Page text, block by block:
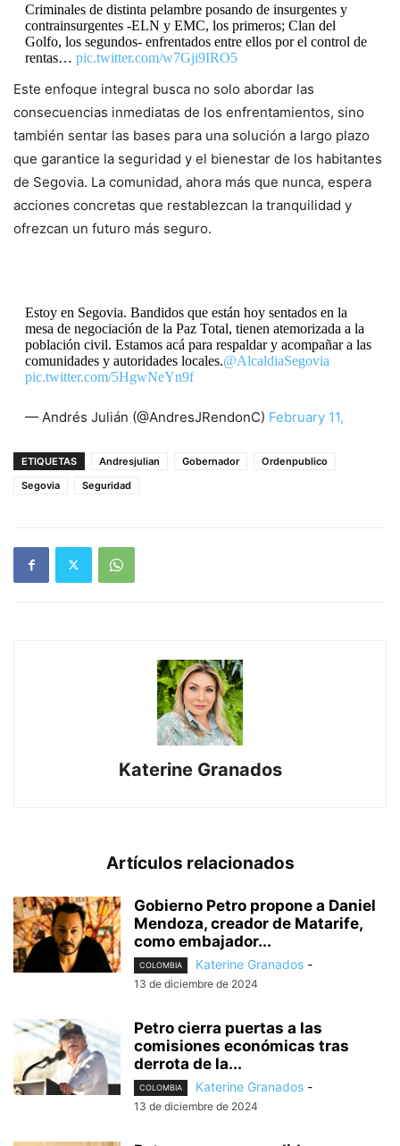
Criminales de distinta pelambre posando de insurgentes y
contrainsurgentes -ELN y EMC, los primeros; Clan del
Golfo, los segundos- enfrentados entre ellos por el control de
rentas… pic.twitter.com/w7Gji9IRO5
— Andrés Julián (@AndresJRendonC)February 11,
2024
Este enfoque integral busca no solo abordar las
consecuencias inmediatas de los enfrentamientos, sino
también sentar las bases para una solución a largo plazo
que garantice la seguridad y el bienestar de los habitantes
de Segovia. La comunidad, ahora más que nunca, espera
acciones concretas que restablezcan la tranquilidad y
ofrezcan un futuro más seguro.
Estoy en Segovia. Bandidos que están hoy sentados en la
mesa de negociación de la Paz Total, tienen atemorizada a la
población civil. Estamos acá para respaldar y acompañar a las
comunidades y autoridades locales.@AlcaldiaSegovia
pic.twitter.com/5HgwNeYn9f
— Andrés Julián (@AndresJRendonC) February 11,
ETIQUETAS Andresjulian Gobernador
Ordenpublico
Segovia
Seguridad
Katerine Granados
Artículos relacionados
Gobierno Petro propone a Daniel
Mendoza, creador de Matarife,
como embajador...
COLOMBIA Katerine Granados -
13 de diciembre de 2024
Petro cierra puertas a las
comisiones económicas tras
derrota de la...
COLOMBIA Katerine Granados -
13 de diciembre de 2024